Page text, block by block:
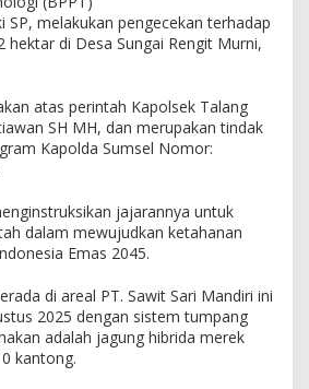
L
a
h
J
a
g
g
u
n
t
k
P
e
r
SP, melakukan pengecekan terhadap
hektar di Desa Sungai Rengit Murni,
atas perintah Kapolsek Talang
SH MH, dan merupakan tindak
Kapolda Sumsel Nomor:
jajarannya untuk
dalam mewujudkan ketahanan
Emas 2045.
di areal PT. Sawit Sari Mandiri ini
2025 dengan sistem tumpang
adalah jagung hibrida merek
kantong.